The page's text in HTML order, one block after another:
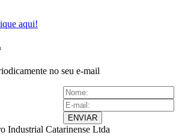
aqui!
no seu e-mail
ENVIAR